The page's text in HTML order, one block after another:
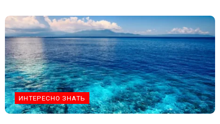
ИНТЕРЕСНО ЗНАТЬ